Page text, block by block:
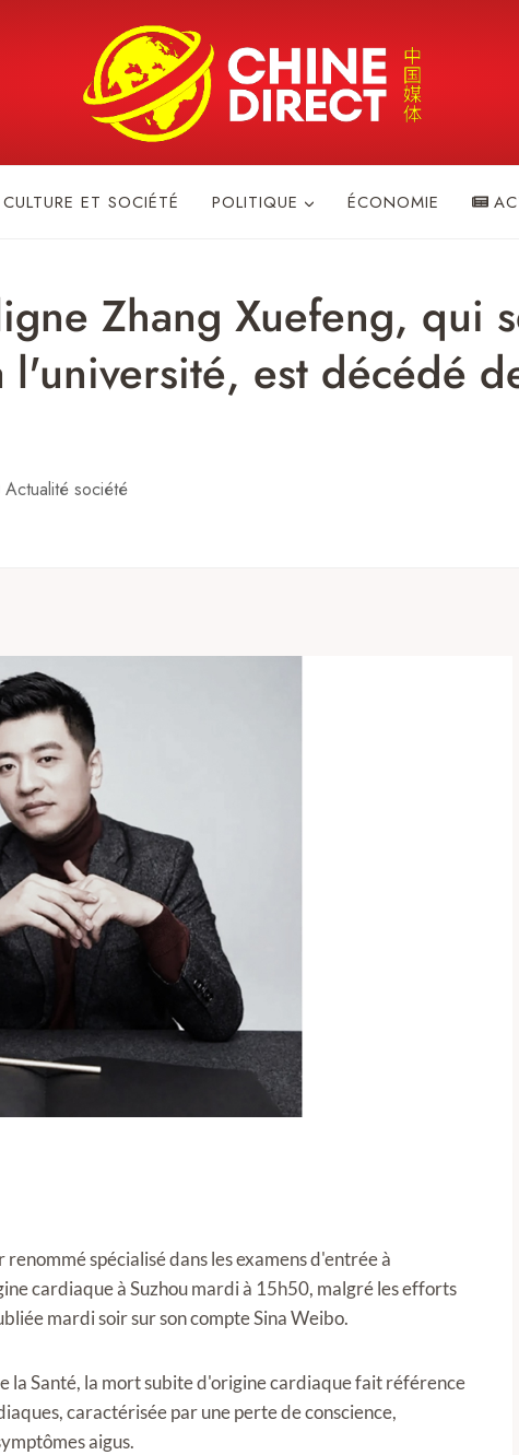
CULTURE ET SOCIÉTÉ POLITIQUE ÉCONOMIE
Zhang Xuefeng, qui
est décédé
Actualité société
spécialisé dans les examens d'entrée à
cardiaque à Suzhou mardi à 15h50, malgré les efforts
mardi soir sur son compte Sina Weibo.
la Santé, la mort subite d'origine cardiaque fait référence
caractérisée par une perte de conscience,
aigus.